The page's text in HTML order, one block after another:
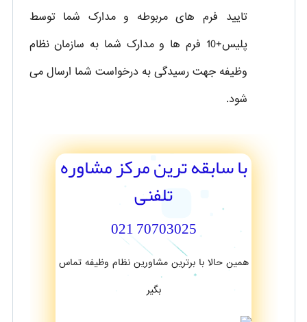
تایید فرم های مربوطه و مدارک شما توسط
پلیس+10 فرم ها و مدارک شما به سازمان نظام
وظیفه جهت رسیدگی به درخواست شما ارسال می
شود.
با سابقه ترین مرکز مشاوره
تلفنی
70703025 021
همین حالا با برترین مشاورین نظام وظیفه تماس
بگیر